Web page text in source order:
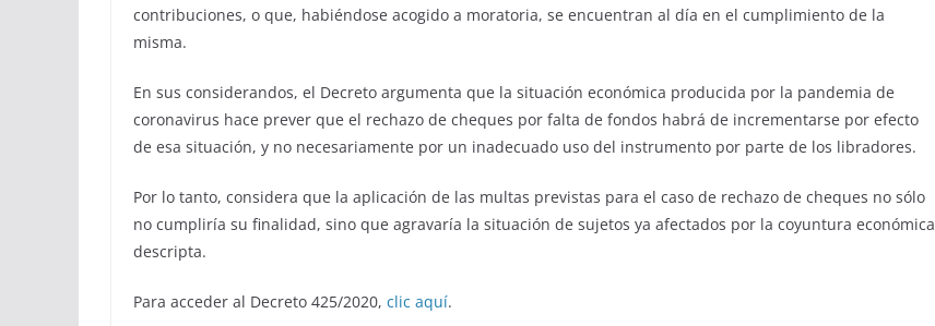
contribuciones, o que, habiéndose acogido a moratoria, se encuentran al día en el cumplimiento de la
misma.
En sus considerandos, el Decreto argumenta que la situación económica producida por la pandemia de
coronavirus hace prever que el rechazo de cheques por falta de fondos habrá de incrementarse por efecto
de esa situación, y no necesariamente por un inadecuado uso del instrumento por parte de los libradores.
Por lo tanto, considera que la aplicación de las multas previstas para el caso de rechazo de cheques no sólo
no cumpliría su finalidad, sino que agravaría la situación de sujetos ya afectados por la coyuntura económica
descripta.
Para acceder al Decreto 425/2020, clic aquí.